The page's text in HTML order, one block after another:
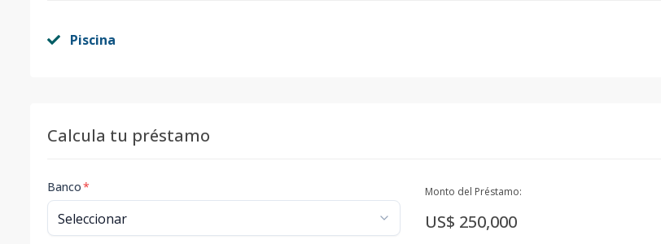
Piscina
Calcula tu préstamo
Banco* Monto del Préstamo:
US$ 250,000